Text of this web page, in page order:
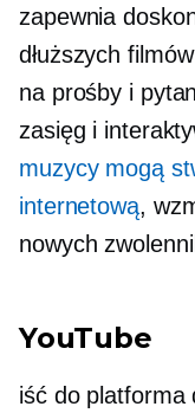
zapewnia
dłuższych
na prośby i
zasięg i
muzycy mogą
internetową,
nowych
YouTube
iść doplatforma